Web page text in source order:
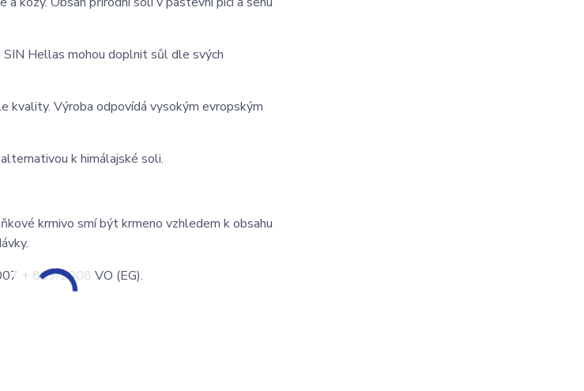
Hellas mohou doplnit sůl dle svých
kvality. Výroba odpovídá vysokým evropským
k himálajské soli.
krmivo smí být krmeno vzhledem k obsahu
+ 889/2008 VO (EG).